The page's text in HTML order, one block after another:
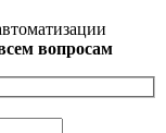
вопросам